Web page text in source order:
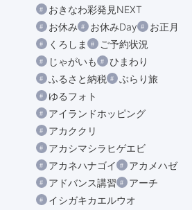
おきなわ彩発見NEXT
お休み
お休みDay
お正月
くろしま
ご予約状況
じゃがいも
ひまわり
ふるさと納税
ぶらり旅
ゆるフォト
アイランドホッピング
アカククリ
アカシマシラヒゲエビ
アカネハナゴイ
アカメハゼ
アドバンス講習
アーチ
イシガキカエルウオ